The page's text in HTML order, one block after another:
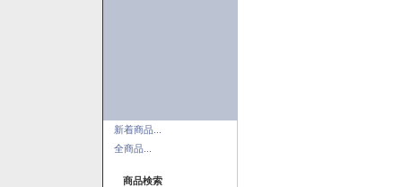
新着商品...
全商品...
商品検索